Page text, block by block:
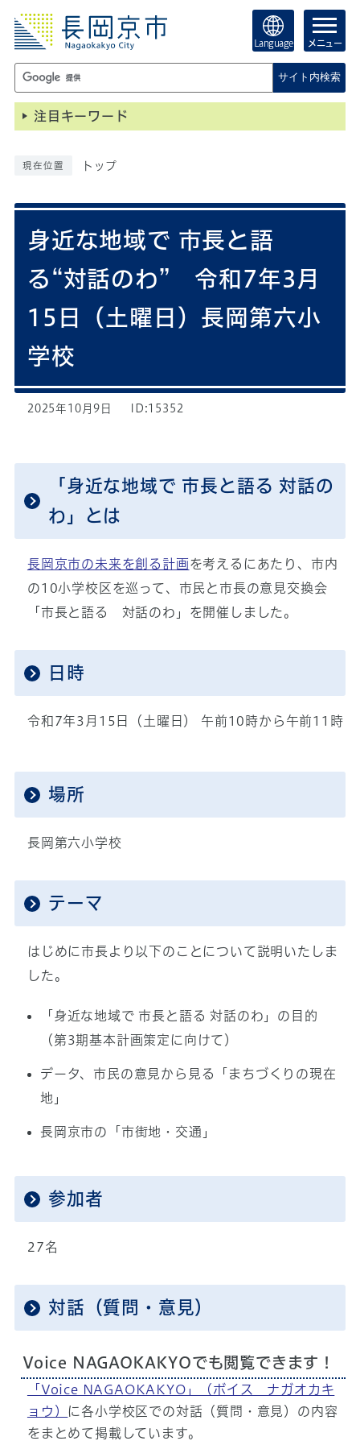
Language メニュー
サイト内検索
注目キーワード
現在位置 トップ
身近な地域で 市長と語
る“対話のわ” 令和7年3月
15日（土曜日）長岡第六小
学校
2025年10月9日 ID:15352
「身近な地域で 市長と語る 対話の
わ」とは
長岡京市の未来を創る計画を考えるにあたり、市内
の10小学校区を巡って、市民と市長の意見交換会
「市長と語る 対話のわ」を開催しました。
日時
令和7年3月15日（土曜日） 午前10時から午前11時
場所
長岡第六小学校
テーマ
はじめに市長より以下のことについて説明いたしま
した。
「身近な地域で 市長と語る 対話のわ」の目的
（第3期基本計画策定に向けて）
データ、市民の意見から見る「まちづくりの現在
地」
長岡京市の「市街地・交通」
参加者
27名
対話（質問・意見）
Voice NAGAOKAKYOでも閲覧できます！
「Voice NAGAOKAKYO」（ボイス ナガオカキ
ョウ） に各小学校区での対話（質問・意見）の内容
をまとめて掲載しています。